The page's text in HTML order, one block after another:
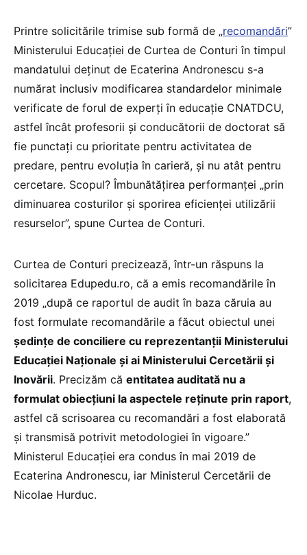
Printre solicitările trimise sub formă de „recomandări”
Ministerului Educației de Curtea de Conturi în timpul
mandatului deținut de Ecaterina Andronescu s-a
numărat inclusiv modificarea standardelor minimale
verificate de forul de experți în educație CNATDCU,
astfel încât profesorii și conducătorii de doctorat să
fie punctați cu prioritate pentru activitatea de
predare, pentru evoluția în carieră, și nu atât pentru
cercetare. Scopul? Îmbunătățirea performanței „prin
diminuarea costurilor și sporirea eficienței utilizării
resurselor”, spune Curtea de Conturi.
Curtea de Conturi precizează, într-un răspuns la
solicitarea Edupedu.ro, că a emis recomandările în
2019 „după ce raportul de audit în baza căruia au
fost formulate recomandările a făcut obiectul unei
ședințe de conciliere cu reprezentanții Ministerului
Educației Naționale și ai Ministerului Cercetării și
Inovării. Precizăm că entitatea auditată nu a
formulat obiecțiuni la aspectele reținute prin raport,
astfel că scrisoarea cu recomandări a fost elaborată
și transmisă potrivit metodologiei în vigoare.”
Ministerul Educației era condus în mai 2019 de
Ecaterina Andronescu, iar Ministerul Cercetării de
Nicolae Hurduc.